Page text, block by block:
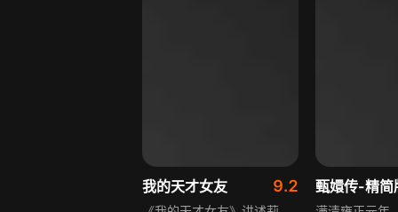
我的天才女友 9.2 甄嬛传-精简